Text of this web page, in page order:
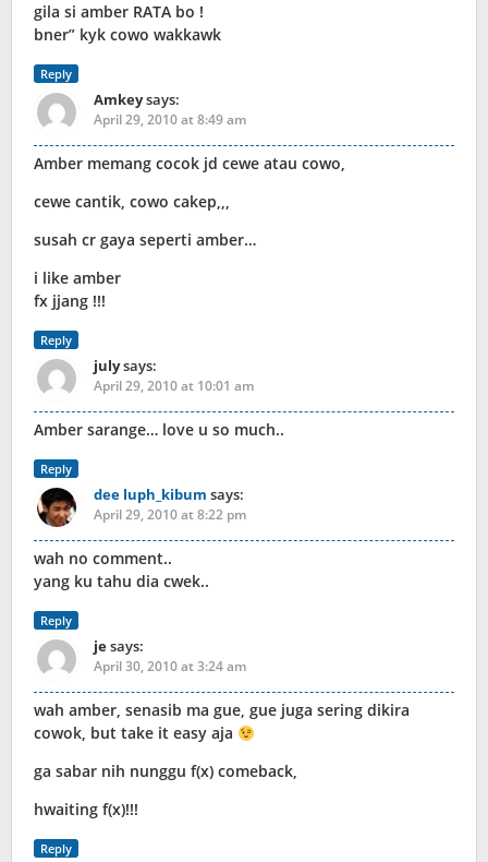
gila si amber RATA bo !
bner” kyk cowo wakkawk
Reply
Amkeysays:
April 29, 2010 at 8:49 am
Amber memang cocok jd cewe atau cowo,
cewe cantik, cowo cakep,,,
susah cr gaya seperti amber…
i like amber
fx jjang !!!
Reply
julysays:
April 29, 2010 at 10:01 am
Amber sarange… love u so much..
Reply
dee luph_kibum says:
April 29, 2010 at 8:22 pm
wah no comment..
yang ku tahu dia cwek..
Reply
jesays:
April 30, 2010 at 3:24 am
wah amber, senasib ma gue, gue juga sering dikira
cowok, but take it easy aja
ga sabar nih nunggu f(x) comeback,
hwaiting f(x)!!!
Reply